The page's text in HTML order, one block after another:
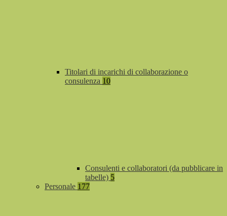
Titolari di incarichi di collaborazione o
consulenza 10
Consulenti e collaboratori (da pubblicare in
tabelle) 5
Personale 177